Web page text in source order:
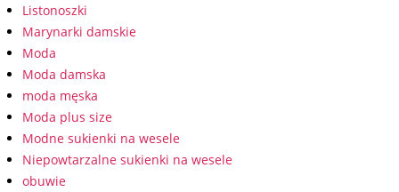
Listonoszki
Marynarki damskie
Moda
Moda damska
moda męska
Moda plus size
Modne sukienki na wesele
Niepowtarzalne sukienki na wesele
obuwie